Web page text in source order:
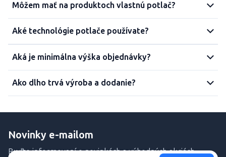
Môžem mať na produktoch vlastnú potlač?
Aké technológie potlače používate?
Aká je minimálna výška objednávky?
Ako dlho trvá výroba a dodanie?
Novinky e-mailom
Buďte informovaní o novinkách a výhodných akciách.